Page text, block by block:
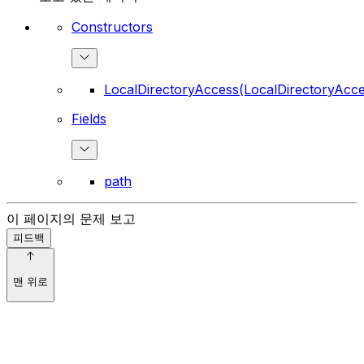
Constructors
Fields
path
이 페이지의 문제 보고
피드백
맨 위로